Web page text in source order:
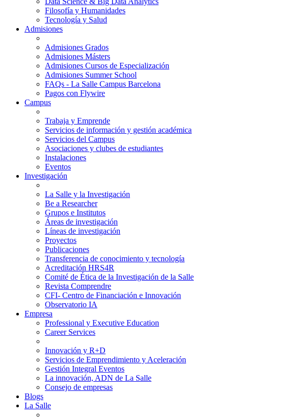
Filosofía y Humanidades
Tecnología y Salud
Admisiones
Admisiones Grados
Admisiones Másters
Admisiones Cursos de Especialización
Admisiones Summer School
FAQs - La Salle Campus Barcelona
Pagos con Flywire
Campus
Trabaja y Emprende
Servicios de información y gestión académica
Servicios del Campus
Asociaciones y clubes de estudiantes
Instalaciones
Eventos
Investigación
La Salle y la Investigación
Be a Researcher
Grupos e Institutos
Áreas de investigación
Líneas de investigación
Proyectos
Publicaciones
Transferencia de conocimiento y tecnología
Acreditación HRS4R
Comité de Ética de la Investigación de la Salle
Revista Comprendre
CFI- Centro de Financiación e Innovación
Observatorio IA
Empresa
Professional y Executive Education
Career Services
Innovación y R+D
Servicios de Emprendimiento y Aceleración
Gestión Integral Eventos
La innovación, ADN de La Salle
Consejo de empresas
Blogs
La Salle